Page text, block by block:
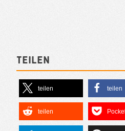
Teilen
teilen teilen
teilen